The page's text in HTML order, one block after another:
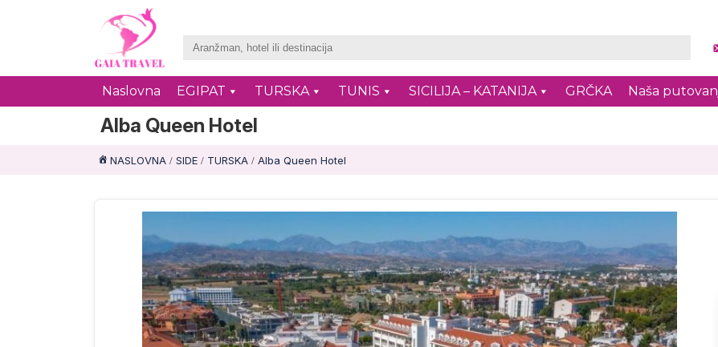
Naslovna EGIPAT TURSKA TUNIS SICILIJA – KATANIJA GRČKA Naša
Alba Queen Hotel
NASLOVNA SIDE TURSKA Alba Queen Hotel